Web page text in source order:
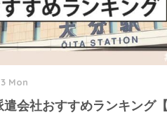
Mon
遣会社おすすめランキング